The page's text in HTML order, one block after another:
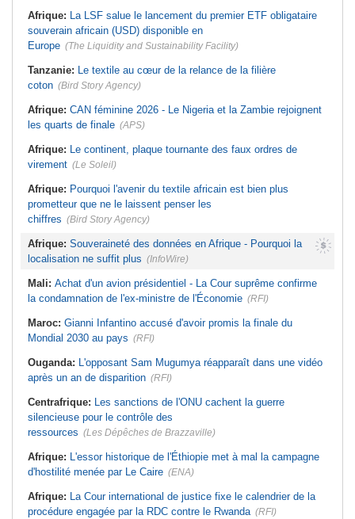
l'environnement - La Roots Wild
Foundation distinguée au Grand Prix
Nelson Mandela
Tunisie:Crise sanitaire au pays -
incontrôlable d'Ebola
Afrique: La LSF salue le lancement du premier ETF obligataire
souverain africain (USD) disponible en
Europe (The Liquidity and Sustainability Facility)
Tanzanie: Le textile au cœur de la relance de la filière
coton (Bird Story Agency)
Afrique: CAN féminine 2026 - Le Nigeria et la Zambie rejoignent
les quarts de finale (APS)
Afrique: Le continent, plaque tournante des faux ordres de
virement (Le Soleil)
Afrique: Pourquoi l'avenir du textile africain est bien plus
prometteur que ne le laissent penser les
chiffres (Bird Story Agency)
Afrique: Souveraineté des données en Afrique - Pourquoi la
localisation ne suffit plus (InfoWire)
Mali: Achat d'un avion présidentiel - La Cour suprême confirme
la condamnation de l'ex-ministre de l'Économie (RFI)
Maroc: Gianni Infantino accusé d'avoir promis la finale du
Mondial 2030 au pays (RFI)
Ouganda: L'opposant Sam Mugumya réapparaît dans une vidéo
après un an de disparition (RFI)
Centrafrique: Les sanctions de l'ONU cachent la guerre
silencieuse pour le contrôle des
ressources (Les Dépêches de Brazzaville)
Afrique: L'essor historique de l'Éthiopie met à mal la campagne
d'hostilité menée par Le Caire (ENA)
Afrique: La Cour international de justice fixe le calendrier de la
procédure engagée par la RDC contre le Rwanda (RFI)